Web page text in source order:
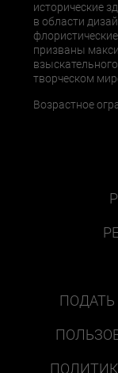
исторические
в области
призваны
творческом
Возрастное